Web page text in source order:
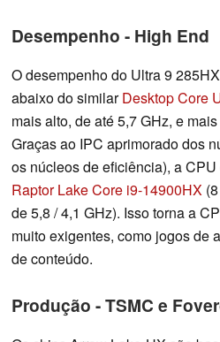
Desempenho - High End
O desempenho do Ultra 9
abaixo do similarDesktop Core
mais alto, de até 5,7 GHz, e
Graças ao IPC aprimorado dos
os núcleos de eficiência), a
Raptor Lake Core i9-14900HX
de 5,8 / 4,1 GHz). Isso torna a
muito exigentes, como jogos de
de conteúdo.
Produção - TSMC e